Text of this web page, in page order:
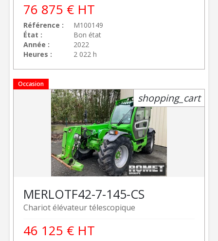
Référence
M100149
État
Bon état
Année
2022
Heures
2 022 h
76 875 € HT
Occasion
Chariot élévateur télescopique
MERLOTF42-7-145-CS
46 125 € HT
shopping_cart